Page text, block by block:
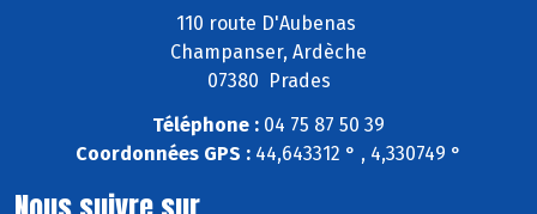
110 route D'Aubenas
Champanser, Ardèche
07380 Prades
Téléphone : 04 75 87 50 39
Coordonnées GPS : 44,643312 ° , 4,330749 °